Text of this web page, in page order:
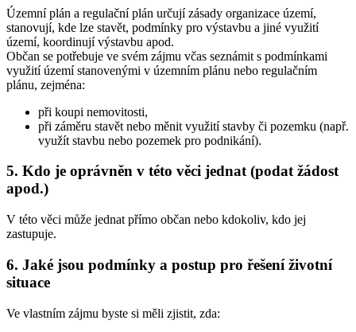
Územní plán a regulační plán určují zásady organizace území,
stanovují, kde lze stavět, podmínky pro výstavbu a jiné využití
území, koordinují výstavbu apod.
Občan se potřebuje ve svém zájmu včas seznámit s podmínkami
využití území stanovenými v územním plánu nebo regulačním
plánu, zejména:
při koupi nemovitosti,
při záměru stavět nebo měnit využití stavby či pozemku (např.
využít stavbu nebo pozemek pro podnikání).
5. Kdo je oprávněn v této věci jednat (podat žádost
apod.)
V této věci může jednat přímo občan nebo kdokoliv, kdo jej
zastupuje.
6. Jaké jsou podmínky a postup pro řešení životní
situace
Ve vlastním zájmu byste si měli zjistit, zda: